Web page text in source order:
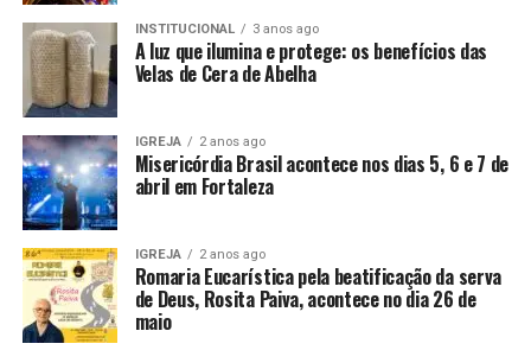
INSTITUCIONAL 3 anos ago
A luz que ilumina e protege: os benefícios das
Velas de Cera de Abelha
IGREJA 2 anos ago
Misericórdia Brasil acontece nos dias 5, 6 e 7 de
abril em Fortaleza
IGREJA 2 anos ago
Romaria Eucarística pela beatificação da serva
de Deus, Rosita Paiva, acontece no dia 26 de
maio